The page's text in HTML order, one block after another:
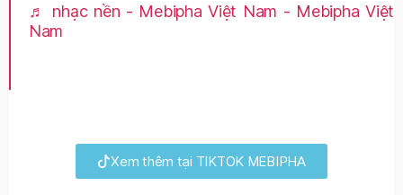
♬ nhạc nền - Mebipha Việt Nam - Mebipha Việt
Nam
Xem thêm tại TIKTOK MEBIPHA